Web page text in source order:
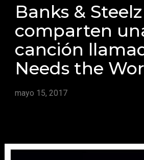
Banks & Steelz
comparten
canción
Needs the
mayo 15, 2017